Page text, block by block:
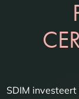
SDIM